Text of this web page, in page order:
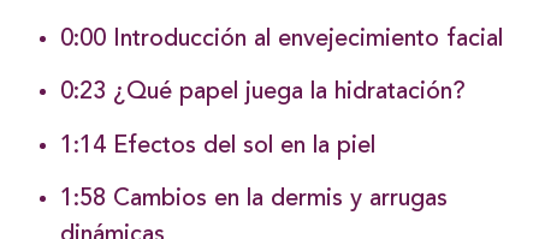
0:00 Introducción al envejecimiento facial
0:23 ¿Qué papel juega la hidratación?
1:14 Efectos del sol en la piel
1:58 Cambios en la dermis y arrugas